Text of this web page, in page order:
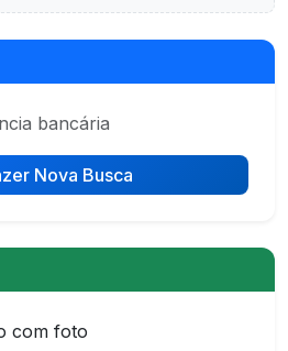
bancária
Nova Busca
com foto